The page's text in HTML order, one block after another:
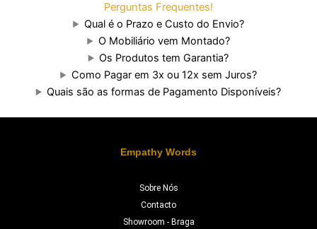
Perguntas Frequentes!
Qual é o Prazo e Custo do Envio?
O Mobiliário vem Montado?
Os Produtos tem Garantia?
Como Pagar em 3x ou 12x sem Juros?
Quais são as formas de Pagamento Disponíveis?
Empathy Words
Sobre Nós
Contacto
Showroom - Braga